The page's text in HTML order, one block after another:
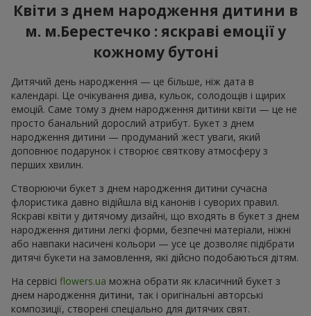
Квіти з днем народження дитини в
м. м.Берестечко : яскраві емоції у
кожному бутоні
Дитячий день народження — це більше, ніж дата в
календарі. Це очікування дива, кульок, солодощів і щирих
емоцій. Саме тому з днем народження дитини квіти — це не
просто банальний дорослий атрибут. Букет з днем
народження дитини — продуманий жест уваги, який
доповнює подарунок і створює святкову атмосферу з
перших хвилин.
Створюючи букет з днем народження дитини сучасна
флористика давно відійшла від канонів і суворих правил.
Яскраві квіти у дитячому дизайні, що входять в букет з днем
народження дитини легкі форми, безпечні матеріали, ніжні
або навпаки насичені кольори — усе це дозволяє підібрати
дитячі букети на замовлення, які дійсно подобаються дітям.
На сервісі flowers.ua можна обрати як класичний букет з
днем народження дитини, так і оригінальні авторські
композиції, створені спеціально для дитячих свят.